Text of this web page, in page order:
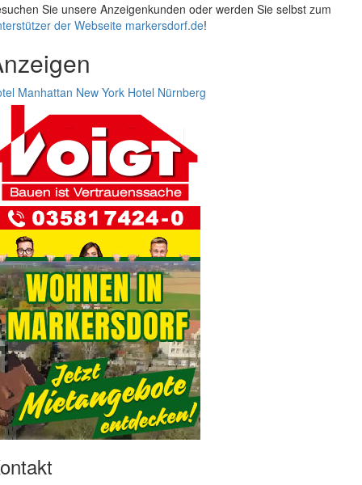
Sie unsere Anzeigenkunden oder werden Sie selbst zum
der Webseite markersdorf.de!
Manhattan New York Hotel Nürnberg